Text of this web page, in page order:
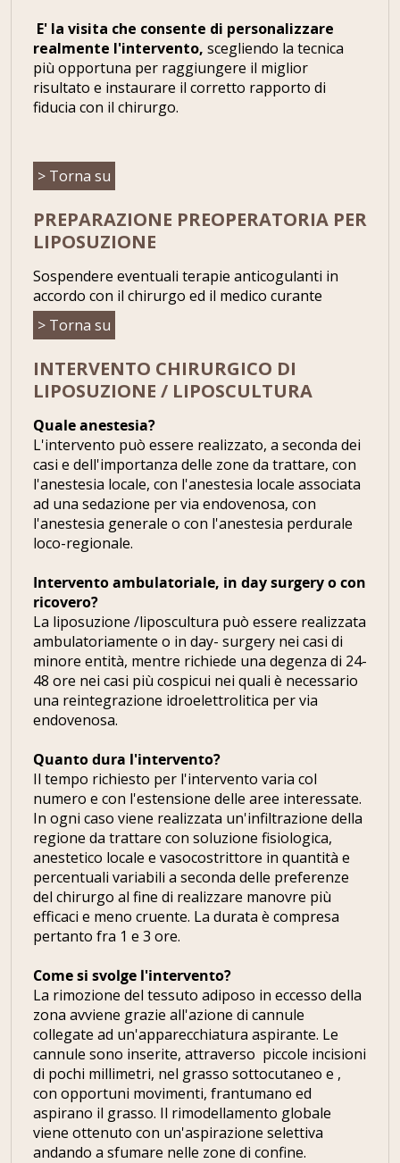
E' la visita che consente di personalizzare
realmente l'intervento, scegliendo la tecnica
più opportuna per raggiungere il miglior
risultato e instaurare il corretto rapporto di
fiducia con il chirurgo.
> Torna su
PREPARAZIONE PREOPERATORIA PER
LIPOSUZIONE
Sospendere eventuali terapie anticogulanti in
accordo con il chirurgo ed il medico curante
> Torna su
INTERVENTO CHIRURGICO DI
LIPOSUZIONE / LIPOSCULTURA
Quale anestesia?
L'intervento può essere realizzato, a seconda dei
casi e dell'importanza delle zone da trattare, con
l'anestesia locale, con l'anestesia locale associata
ad una sedazione per via endovenosa, con
l'anestesia generale o con l'anestesia perdurale
loco-regionale.
Intervento ambulatoriale, in day surgery o con
ricovero?
La liposuzione /liposcultura può essere realizzata
ambulatoriamente o in day- surgery nei casi di
minore entità, mentre richiede una degenza di 24-
48 ore nei casi più cospicui nei quali è necessario
una reintegrazione idroelettrolitica per via
endovenosa.
Quanto dura l'intervento?
Il tempo richiesto per l'intervento varia col
numero e con l'estensione delle aree interessate.
In ogni caso viene realizzata un'infiltrazione della
regione da trattare con soluzione fisiologica,
anestetico locale e vasocostrittore in quantità e
percentuali variabili a seconda delle preferenze
del chirurgo al fine di realizzare manovre più
efficaci e meno cruente. La durata è compresa
pertanto fra 1 e 3 ore.
Come si svolge l'intervento?
La rimozione del tessuto adiposo in eccesso della
zona avviene grazie all'azione di cannule
collegate ad un'apparecchiatura aspirante. Le
cannule sono inserite, attraverso piccole incisioni
di pochi millimetri, nel grasso sottocutaneo e ,
con opportuni movimenti, frantumano ed
aspirano il grasso. Il rimodellamento globale
viene ottenuto con un'aspirazione selettiva
andando a sfumare nelle zone di confine.